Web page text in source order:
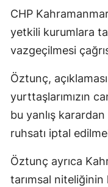
CHP
yetkili kurumlara
vazgeçilmesi
Öztunç,
yurttaşlarımızın
bu yanlış
ruhsatı iptal
Öztunç ayrıca
tarımsal